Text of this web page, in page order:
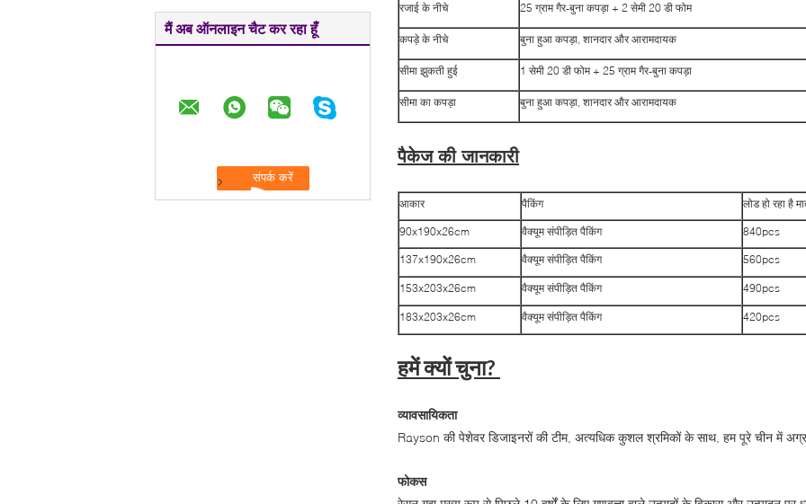
मैं अब ऑनलाइन चैट कर रहा हूँ
रजाई के नीचे 25 ग्राम गैर-बुना कपड़ा + 2 सेमी 20 डी फोम
कपड़े के नीचे बुना हुआ कपड़ा, शानदार और आरामदायक
सीमा झुकती हुई 1 सेमी 20 डी फोम + 25 ग्राम गैर-बुना कपड़ा
सीमा का कपड़ा बुना हुआ कपड़ा, शानदार और आरामदायक
पैकेज की जानकारी
आकार पैकिंग लोड हो रहा है
90x190x26cm वैक्यूम संपीड़ित पैकिंग 840pcs
137x190x26cm वैक्यूम संपीड़ित पैकिंग 560pcs
153x203x26cm वैक्यूम संपीड़ित पैकिंग 490pcs
183x203x26cm वैक्यूम संपीड़ित पैकिंग 420pcs
हमें क्यों चुना?
व्यावसायिकता
Rayson की पेशेवर डिजाइनरों की टीम, अत्यधिक कुशल श्रमिकों के साथ, हम पूरे चीन में अग्रणी
फोकस